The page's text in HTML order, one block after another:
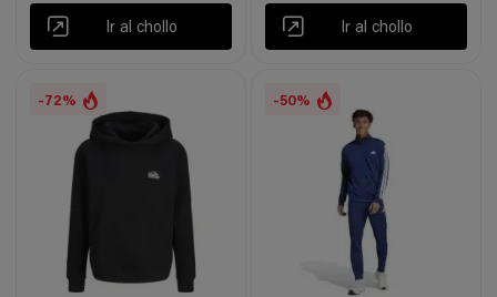
Ir al chollo Ir al chollo
-72% -50%